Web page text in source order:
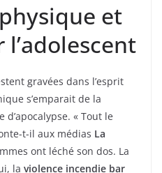
et
gravées dans l’esprit
s’emparait de la
« Tout le
t-il aux médias La
ont léché son dos. La
la violence incendie bar